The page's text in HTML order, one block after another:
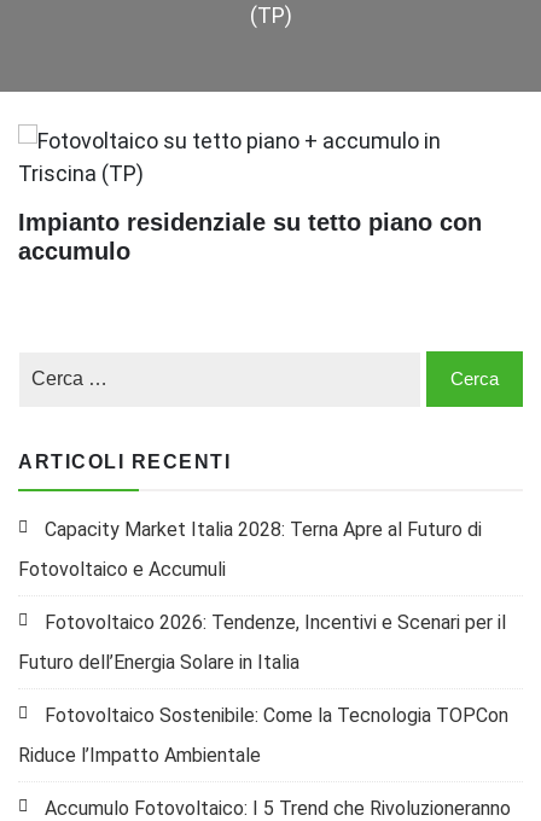
(TP)
Impianto residenziale su tetto piano con
accumulo
ARTICOLI RECENTI
Capacity Market Italia 2028: Terna Apre al Futuro di
Fotovoltaico e Accumuli
Fotovoltaico 2026: Tendenze, Incentivi e Scenari per il
Futuro dell’Energia Solare in Italia
Fotovoltaico Sostenibile: Come la Tecnologia TOPCon
Riduce l’Impatto Ambientale
Accumulo Fotovoltaico: I 5 Trend che Rivoluzioneranno